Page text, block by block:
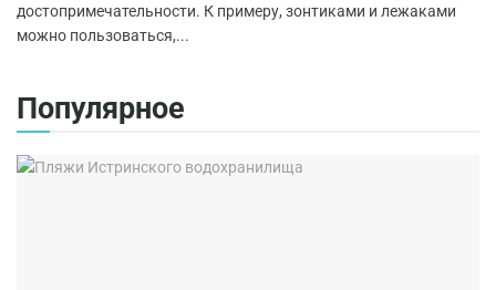
достопримечательности. К примеру, зонтиками и лежаками
можно пользоваться,...
Популярное